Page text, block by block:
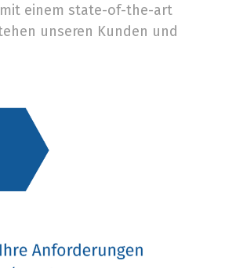
einem state-of-the-art
unseren Kunden und